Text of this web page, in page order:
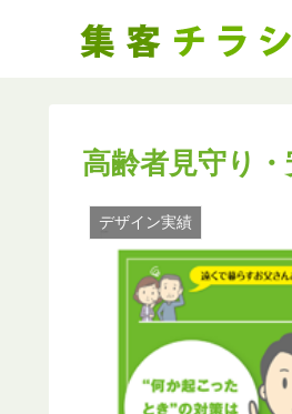
高齢者見守り
デザイン実績